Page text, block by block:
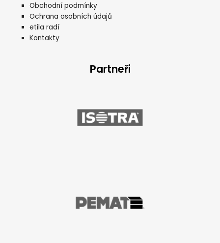
Obchodní podmínky
Ochrana osobních údajů
etila radí
Kontakty
Partneři